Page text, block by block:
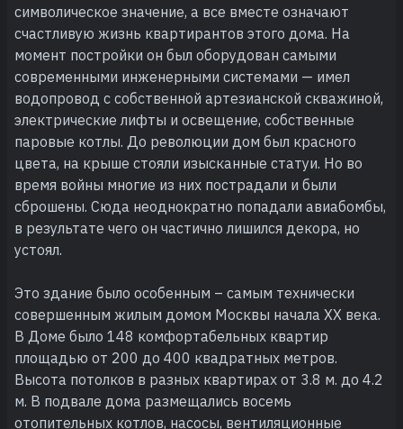
символическое значение, а все вместе означают
счастливую жизнь квартирантов этого дома. На
момент постройки он был оборудован самыми
современными инженерными системами — имел
водопровод с собственной артезианской скважиной,
электрические лифты и освещение, собственные
паровые котлы. До революции дом был красного
цвета, на крыше стояли изысканные статуи. Но во
время войны многие из них пострадали и были
сброшены. Сюда неоднократно попадали авиабомбы,
в результате чего он частично лишился декора, но
устоял.
Это здание было особенным – самым технически
совершенным жилым домом Москвы начала XX века.
В Доме было 148 комфортабельных квартир
площадью от 200 до 400 квадратных метров.
Высота потолков в разных квартирах от 3.8 м. до 4.2
м. В подвале дома размещались восемь
отопительных котлов, насосы, вентиляционные